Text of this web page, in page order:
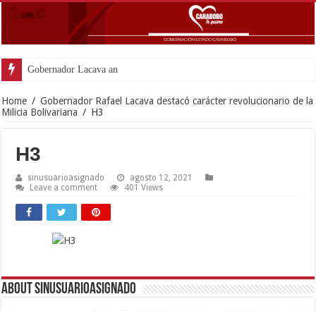
Gobernador Lacava anunció coloca
Home / Gobernador Rafael Lacava destacó carácter revolucionario de la
Milicia Bolivariana / H3
H3
sinusuarioasignado
agosto 12, 2021
Leave a comment
401 Views
About sinusuarioasignado